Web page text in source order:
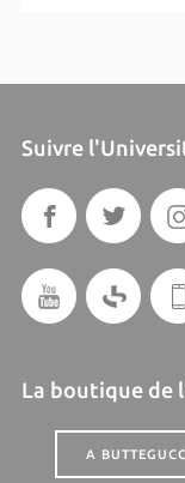
Suivre
La boutique de
A